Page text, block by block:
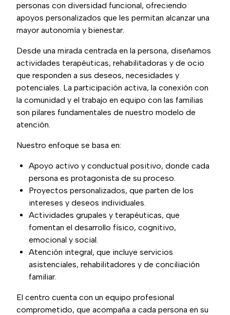
personas con diversidad funcional, ofreciendo
apoyos personalizados que les permitan alcanzar una
mayor autonomía y bienestar.
Desde una mirada centrada en la persona, diseñamos
actividades terapéuticas, rehabilitadoras y de ocio
que responden a sus deseos, necesidades y
potenciales. La participación activa, la conexión con
la comunidad y el trabajo en equipo con las familias
son pilares fundamentales de nuestro modelo de
atención.
Nuestro enfoque se basa en:
Apoyo activo y conductual positivo, donde cada
persona es protagonista de su proceso.
Proyectos personalizados, que parten de los
intereses y deseos individuales.
Actividades grupales y terapéuticas, que
fomentan el desarrollo físico, cognitivo,
emocional y social.
Atención integral, que incluye servicios
asistenciales, rehabilitadores y de conciliación
familiar.
El centro cuenta con un equipo profesional
comprometido, que acompaña a cada persona en su